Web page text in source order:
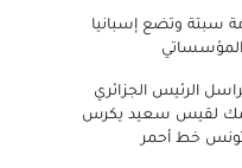
سبتة وتضع إسبانيا
الرئيس الجزائري
لقيس سعيد يكرس
تونس خط أحمر